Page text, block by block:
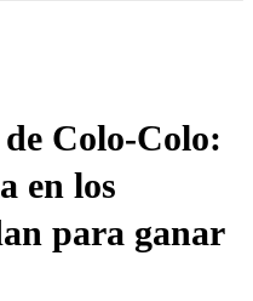
Colo-Colo:
en los
para ganar